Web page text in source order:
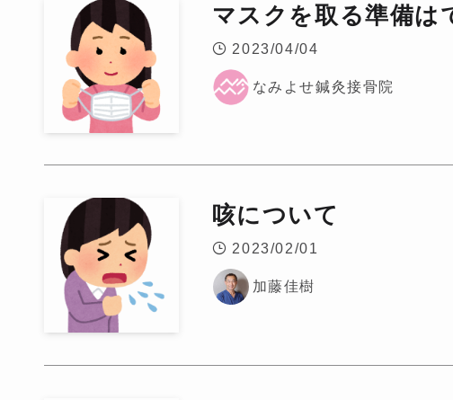
マスクを取る準備は
2023/04/04
なみよせ鍼灸接骨院
咳について
2023/02/01
加藤佳樹